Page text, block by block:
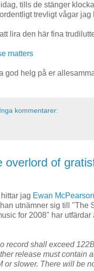
tills de stänger
trevligt vågar jag
lira den här fina
matters
god helg på er
Inga kommentarer:
overlord of
jag Ewan
utnämner sig till "The
for 2008" har utfärdar
record shall exceed
release must contain
or slower. There will be